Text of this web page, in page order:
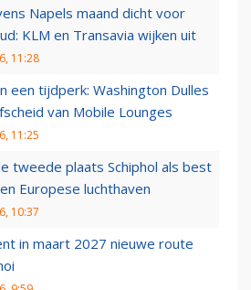
Napels maand dicht voor
KLM en Transavia wijken uit
11:28
een tijdperk: Washington Dulles
van Mobile Lounges
11:25
tweede plaats Schiphol als best
Europese luchthaven
10:37
in maart 2027 nieuwe route